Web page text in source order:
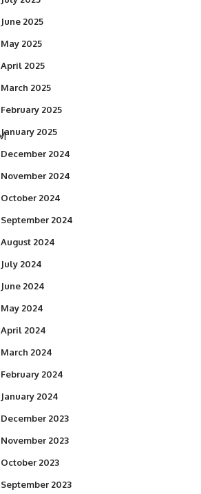
June 2025
May 2025
April 2025
March 2025
February 2025
January 2025
December 2024
November 2024
October 2024
September 2024
August 2024
July 2024
June 2024
May 2024
April 2024
March 2024
February 2024
January 2024
December 2023
November 2023
October 2023
September 2023